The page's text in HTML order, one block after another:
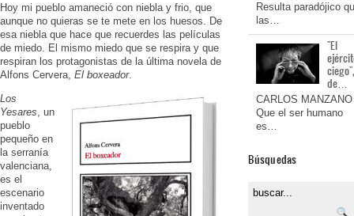
Hoy mi pueblo amaneció con niebla y frio, que
aunque no quieras se te mete en los huesos. De
esa niebla que hace que recuerdes las películas
de miedo. El mismo miedo que se respira y que
respiran los protagonistas de la última novela de
Alfons Cervera, El boxeador.
Los
Yesares , un
pueblo
pequeño en
la serranía
valenciana,
es el
escenario
inventado
Resulta paradójico
las…
"El
de…
CARLOS MANZANO
Que el ser humano
es…
Búsquedas